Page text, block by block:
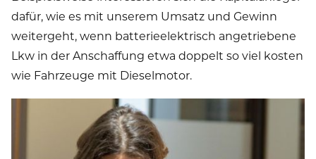
dafür, wie es mit unserem Umsatz und Gewinn
weitergeht, wenn batterieelektrisch angetriebene
Lkw in der Anschaffung etwa doppelt so viel kosten
wie Fahrzeuge mit Dieselmotor.